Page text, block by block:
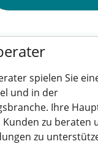
spielen Sie
und in der
Ihre
zu beraten
zu